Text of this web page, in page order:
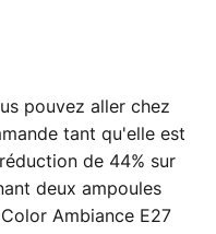
pouvez aller chez
tant qu'elle est
de 44% sur
deux ampoules
Ambiance E27